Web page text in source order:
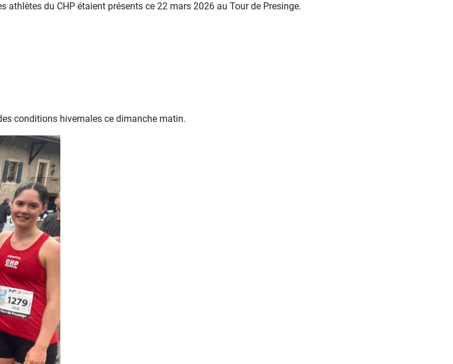
du CHP étaient présents ce 22 mars 2026 au Tour de Presinge.
conditions hivernales ce dimanche matin.